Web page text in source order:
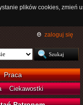
plików cookies, zmień
zaloguj się
Praca
Ciekawostki